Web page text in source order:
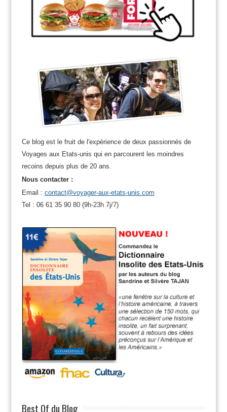
Ce blog est le fruit de l'expérience de deux passionnés de
Voyages aux Etats-unis qui en parcourent les moindres
recoins depuis plus de 20 ans.
Nous contacter :
Email : contact@voyager-aux-etats-unis.com
Tel : 06 61 35 90 80 (9h-23h 7j/7)
Best Of du Blog